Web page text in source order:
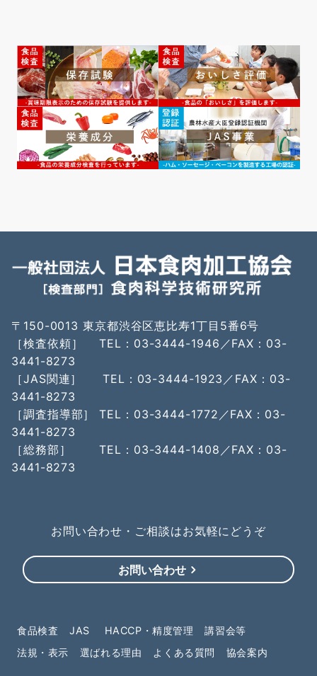
〒150-0013 東京都渋谷区恵比寿1丁目5番6号
［検査依頼］ TEL：03-3444-1946／FAX：03-
3441-8273
［JAS関連］ TEL：03-3444-1923／FAX：03-
3441-8273
［調査指導部］ TEL：03-3444-1772／FAX：03-
3441-8273
［総務部］ TEL：03-3444-1408／FAX：03-
3441-8273
お問い合わせ・ご相談はお気軽にどうぞ
お問い合わせ
食品検査 JAS HACCP・精度管理
講習会等
法規・表示
選ばれる理由 よくある質問 協会案内